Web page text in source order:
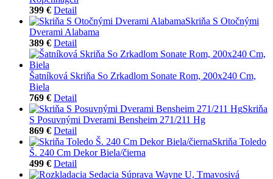
399 € Detail
Skriňa S Otočnými
Dverami Alabama
389 € Detail
Šatníková Skriňa So Zrkadlom Sonate Rom, 200x240 Cm,
Biela
769 € Detail
Skriňa
S Posuvnými Dverami Bensheim 271/211 Hg
869 € Detail
Skriňa Toledo
Š. 240 Cm Dekor Biela/čierna
499 € Detail